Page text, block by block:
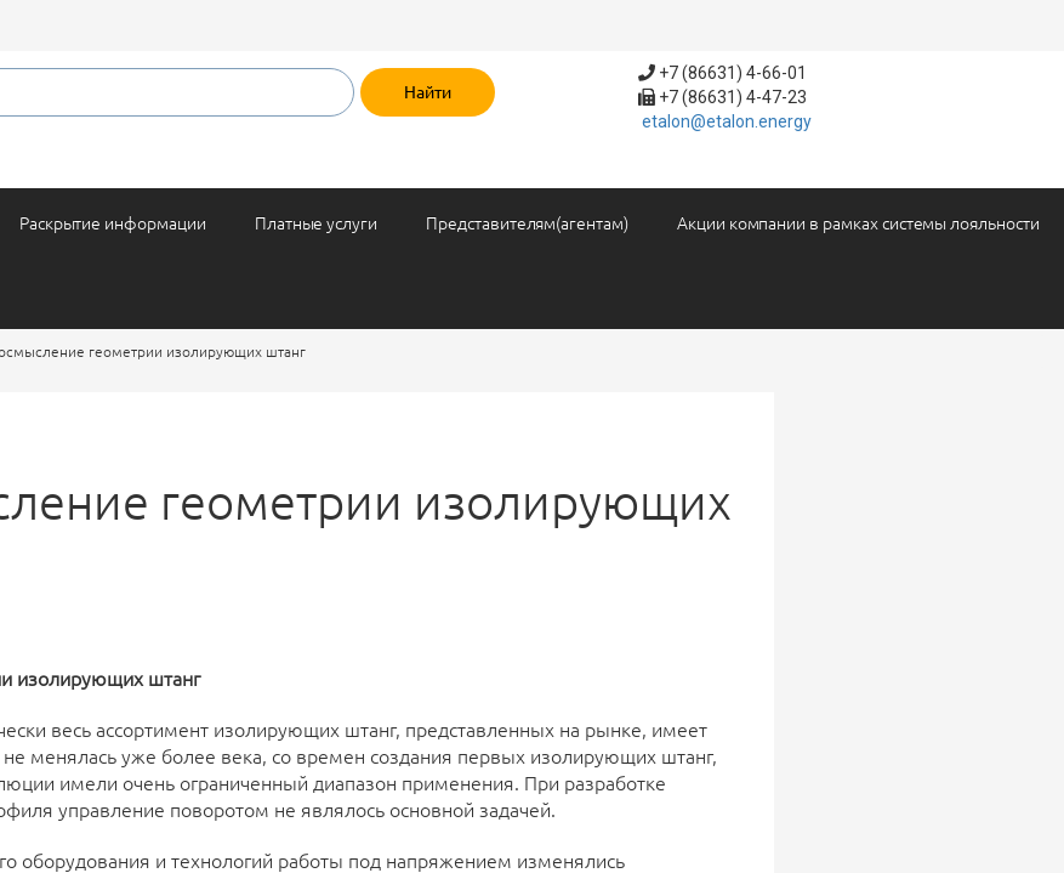
+7 (86631) 4-66-01
+7 (86631) 4-47-23
etalon@etalon.energy
Раскрытие информации Платные услуги Представителям(агентам) Акции компании в рамках системы лояльности
геометрии изолирующих штанг
геометрии изолирующих
изолирующих штанг
весь ассортимент изолирующих штанг, представленных на рынке, имеет
менялась уже более века, со времен создания первых изолирующих штанг,
имели очень ограниченный диапазон применения. При разработке
управление поворотом не являлось основной задачей.
оборудования и технологий работы под напряжением изменялись